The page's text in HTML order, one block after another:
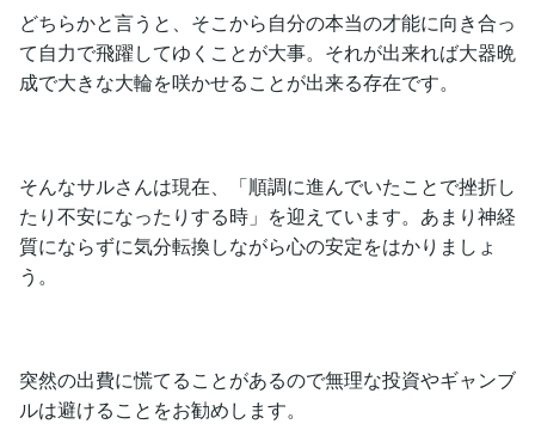
どちらかと言うと、そこから自分の本当の才能に向き合っ
て自力で飛躍してゆくことが大事。それが出来れば大器晩
成で大きな大輪を咲かせることが出来る存在です。
そんなサルさんは現在、「順調に進んでいたことで挫折し
たり不安になったりする時」を迎えています。あまり神経
質にならずに気分転換しながら心の安定をはかりましょ
う。
突然の出費に慌てることがあるので無理な投資やギャンブ
ルは避けることをお勧めします。